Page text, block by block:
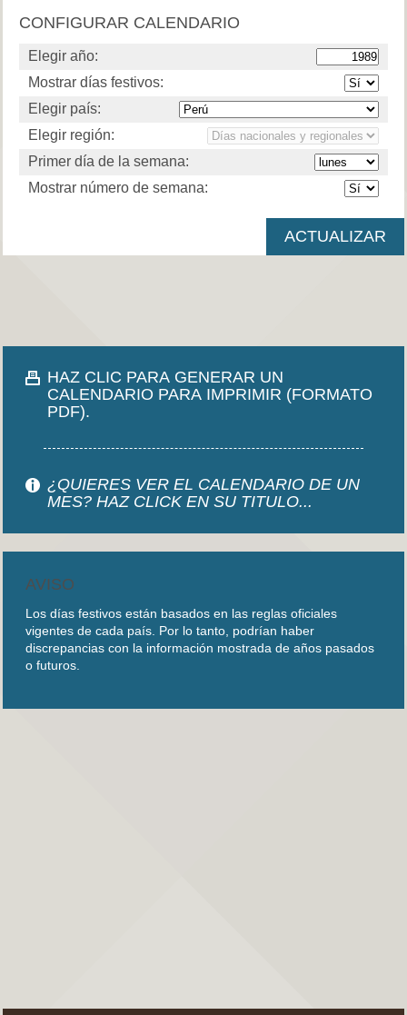
CONFIGURAR CALENDARIO
Elegir año:
Mostrar días festivos:
Elegir país:
Elegir región:
Primer día de la semana:
Mostrar número de semana:
HAZ CLIC PARA GENERAR UN
CALENDARIO PARA IMPRIMIR (FORMATO
PDF).
¿QUIERES VER EL CALENDARIO DE UN
MES? HAZ CLICK EN SU TITULO...
AVISO
Los días festivos están basados en las reglas oficiales
vigentes de cada país. Por lo tanto, podrían haber
discrepancias con la información mostrada de años pasados
o futuros.